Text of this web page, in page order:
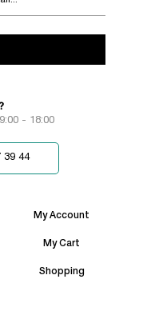
- 18:00
39 44
My Account
My Cart
Shopping